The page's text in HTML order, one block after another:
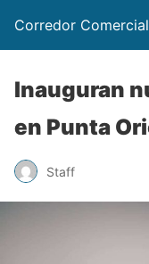
Corredor Comercial
Inauguran
en Punta
Staff